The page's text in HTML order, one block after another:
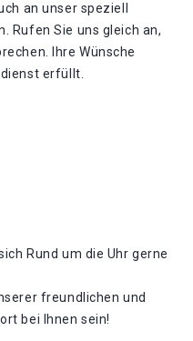
an unser speziell
Rufen Sie uns gleich an,
Ihre Wünsche
erfüllt.
Rund um die Uhr gerne
freundlichen und
bei Ihnen sein!